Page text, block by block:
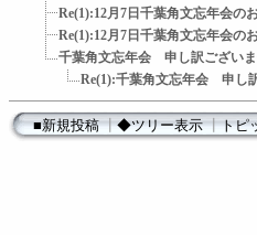
Re(1):12月7日千葉角文忘年会の
Re(1):12月7日千葉角文忘年会の
千葉角文忘年会 申し訳ござい
Re(1):千葉角文忘年会 申し
■新規投稿┃◆ツリー表示┃トピ